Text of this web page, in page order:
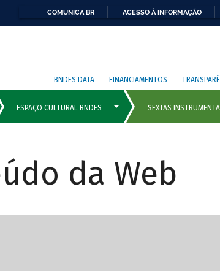
COMUNICA BR ACESSO À INFORMAÇÃO
BNDES DATA FINANCIAMENTOS
da Web
com